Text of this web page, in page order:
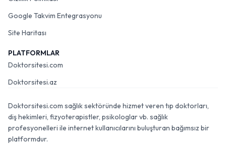
Google Takvim Entegrasyonu
Site Haritası
PLATFORMLAR
Doktorsitesi.com
Doktorsitesi.az
Doktorsitesi.com sağlık sektöründe hizmet veren tıp doktorları,
diş hekimleri, fizyoterapistler, psikologlar vb. sağlık
profesyonelleri ile internet kullanıcılarını buluşturan bağımsız bir
platformdur.